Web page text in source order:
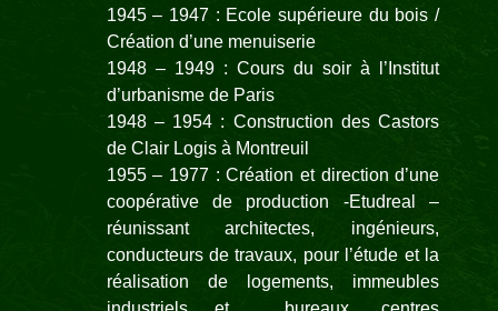
1945 – 1947 : Ecole supérieure du bois /
Création d’une menuiserie
1948 – 1949 : Cours du soir à l’Institut
d’urbanisme de Paris
1948 – 1954 : Construction des Castors
de Clair Logis à Montreuil
1955 – 1977 : Création et direction d’une
coopérative de production -Etudreal –
réunissant architectes, ingénieurs,
conducteurs de travaux, pour l’étude et la
réalisation de logements, immeubles